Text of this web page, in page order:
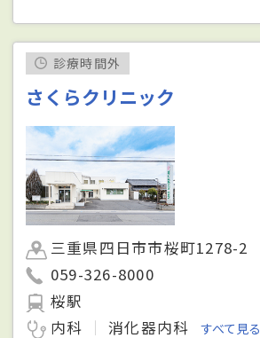
診療時間外
さくらクリニック
三重県四日市市桜町1278-2
059-326-8000
桜駅
内科
消化器内科 すべて見る